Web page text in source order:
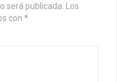
será publicada. Los
con *